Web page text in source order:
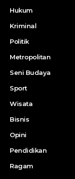
Hukum
Kriminal
Politik
Metropolitan
Seni Budaya
Sport
Wisata
Bisnis
Opini
Pendidikan
Ragam